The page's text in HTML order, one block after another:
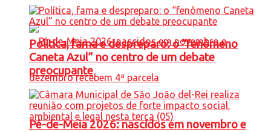
Pé-de-Meia 2026: nascidos em novembro e
Política, fama e despreparo: o “fenômeno
Caneta Azul” no centro de um debate
preocupante